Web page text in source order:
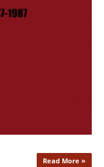
Read More »